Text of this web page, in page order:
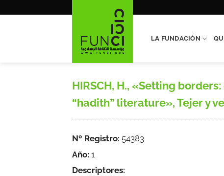
LA FUNDACIÓN
HIRSCH, H., «Setting
“hadith” literature», Tejer y
Nº Registro: 54383
Año: 1
Descriptores: